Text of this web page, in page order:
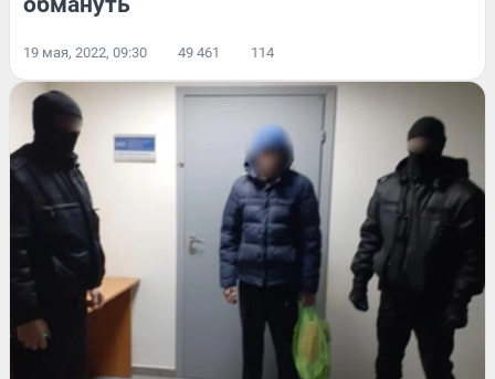
19 мая, 2022, 09:30 49 461 114